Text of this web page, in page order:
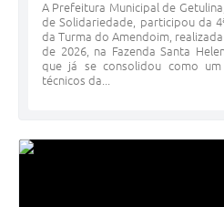
A Prefeitura Municipal de
de Solidariedade, participou da
da Turma do Amendoim,
de 2026, na Fazenda Santa
que já se consolidou como
técnicos da...